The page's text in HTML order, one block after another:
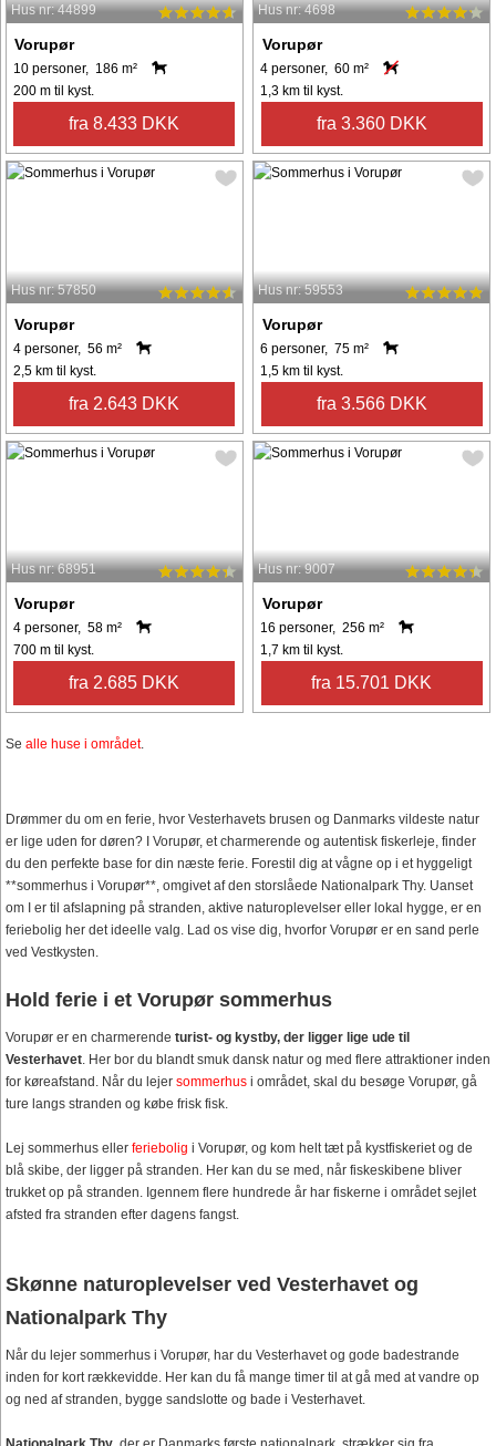
Hus nr: 44899
Vorupør
10 personer, 186 m²
200 m til kyst.
fra 8.433 DKK
Hus nr: 4698
Vorupør
4 personer, 60 m²
1,3 km til kyst.
fra 3.360 DKK
Hus nr: 57850
Vorupør
4 personer, 56 m²
2,5 km til kyst.
fra 2.643 DKK
Hus nr: 59553
Vorupør
6 personer, 75 m²
1,5 km til kyst.
fra 3.566 DKK
Hus nr: 68951
Vorupør
4 personer, 58 m²
700 m til kyst.
fra 2.685 DKK
Hus nr: 9007
Vorupør
16 personer, 256 m²
1,7 km til kyst.
fra 15.701 DKK
Se alle huse i området.
Drømmer du om en ferie, hvor Vesterhavets brusen og Danmarks vildeste natur
er lige uden for døren? I Vorupør, et charmerende og autentisk fiskerleje, finder
du den perfekte base for din næste ferie. Forestil dig at vågne op i et hyggeligt
**sommerhus i Vorupør**, omgivet af den storslåede Nationalpark Thy. Uanset
om I er til afslapning på stranden, aktive naturoplevelser eller lokal hygge, er en
feriebolig her det ideelle valg. Lad os vise dig, hvorfor Vorupør er en sand perle
ved Vestkysten.
Hold ferie i et Vorupør sommerhus
Vorupør er en charmerende turist- og kystby, der ligger lige ude til
Vesterhavet. Her bor du blandt smuk dansk natur og med flere attraktioner inden
for køreafstand. Når du lejer sommerhus i området, skal du besøge Vorupør, gå
ture langs stranden og købe frisk fisk.
Lej sommerhus eller feriebolig i Vorupør, og kom helt tæt på kystfiskeriet og de
blå skibe, der ligger på stranden. Her kan du se med, når fiskeskibene bliver
trukket op på stranden. Igennem flere hundrede år har fiskerne i området sejlet
afsted fra stranden efter dagens fangst.
Skønne naturoplevelser ved Vesterhavet og
Nationalpark Thy
Når du lejer sommerhus i Vorupør, har du Vesterhavet og gode badestrande
inden for kort rækkevidde. Her kan du få mange timer til at gå med at vandre op
og ned af stranden, bygge sandslotte og bade i Vesterhavet.